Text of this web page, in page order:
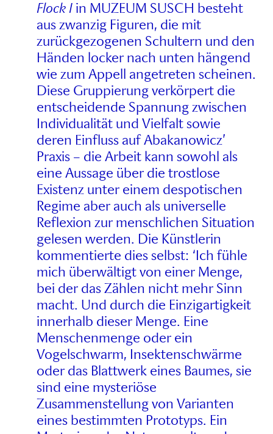
Flock I in MUZEUM SUSCH besteht
aus zwanzig Figuren, die mit
zurückgezogenen Schultern und den
Händen locker nach unten hängend
wie zum Appell angetreten scheinen.
Diese Gruppierung verkörpert die
entscheidende Spannung zwischen
Individualität und Vielfalt sowie
deren Einfluss auf Abakanowicz’
Praxis – die Arbeit kann sowohl als
eine Aussage über die trostlose
Existenz unter einem despotischen
Regime aber auch als universelle
Reflexion zur menschlichen Situation
gelesen werden. Die Künstlerin
kommentierte dies selbst: ‘Ich fühle
mich überwältigt von einer Menge,
bei der das Zählen nicht mehr Sinn
macht. Und durch die Einzigartigkeit
innerhalb dieser Menge. Eine
Menschenmenge oder ein
Vogelschwarm, Insektenschwärme
oder das Blattwerk eines Baumes, sie
sind eine mysteriöse
Zusammenstellung von Varianten
eines bestimmten Prototyps. Ein